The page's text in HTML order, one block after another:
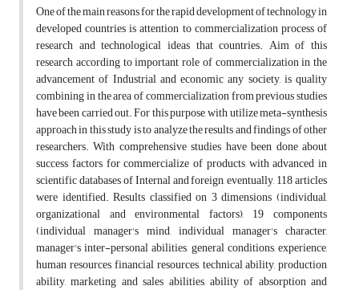
One of the main reasons for the rapid development of technology in
developed countries is attention to commercialization process of
research and technological ideas that countries. Aim of this
research according to important role of commercialization in the
advancement of Industrial and economic any society, is quality
combining in the area of commercialization from previous studies
have been carried out. For this purpose, with utilize meta-synthesis
approach in this study is to analyze the results and findings of other
researchers. With comprehensive studies have been done about
success factors for commercialize of products with advanced in
scientific databases of Internal and foreign, eventually, 118 articles
were identified. Results classified on 3 dimensions (individual,
organizational and environmental factors), 19 components
(individual manager's mind, individual manager's character,
manager's inter-personal abilities, general conditions, experience,
human resources, financial resources, technical ability, production
ability, marketing and sales abilities, ability of absorption and